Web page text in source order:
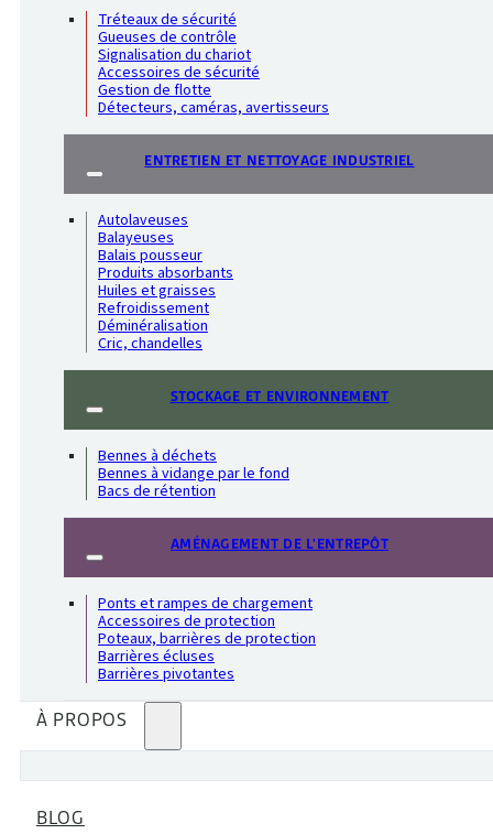
Tréteaux de sécurité
Gueuses de contrôle
Signalisation du chariot
Accessoires de sécurité
Gestion de flotte
Détecteurs, caméras, avertisseurs
ENTRETIEN ET NETTOYAGE INDUSTRIEL
Autolaveuses
Balayeuses
Balais pousseur
Produits absorbants
Huiles et graisses
Refroidissement
Déminéralisation
Cric, chandelles
STOCKAGE ET ENVIRONNEMENT
Bennes à déchets
Bennes à vidange par le fond
Bacs de rétention
AMÉNAGEMENT DE L'ENTREPÔT
Ponts et rampes de chargement
Accessoires de protection
Poteaux, barrières de protection
Barrières écluses
Barrières pivotantes
À PROPOS
BLOG